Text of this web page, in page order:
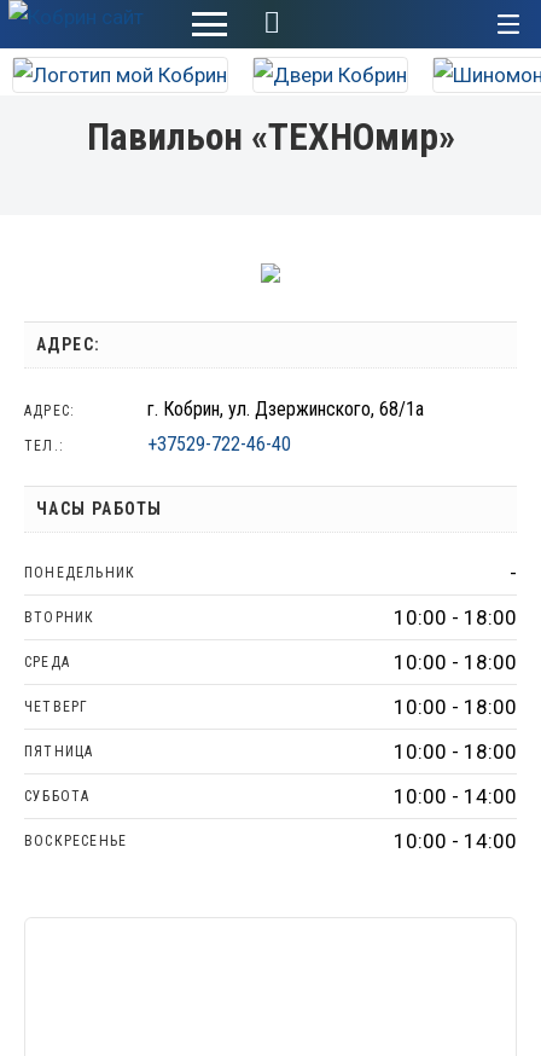
Павильон «ТЕХНОмир»
АДРЕС:
АДРЕС: г. Кобрин, ул. Дзержинского, 68/1а
ТЕЛ.: +37529-722-46-40
ЧАСЫ РАБОТЫ
ПОНЕДЕЛЬНИК -
ВТОРНИК 10:00 - 18:00
СРЕДА 10:00 - 18:00
ЧЕТВЕРГ 10:00 - 18:00
ПЯТНИЦА 10:00 - 18:00
СУББОТА 10:00 - 14:00
ВОСКРЕСЕНЬЕ 10:00 - 14:00